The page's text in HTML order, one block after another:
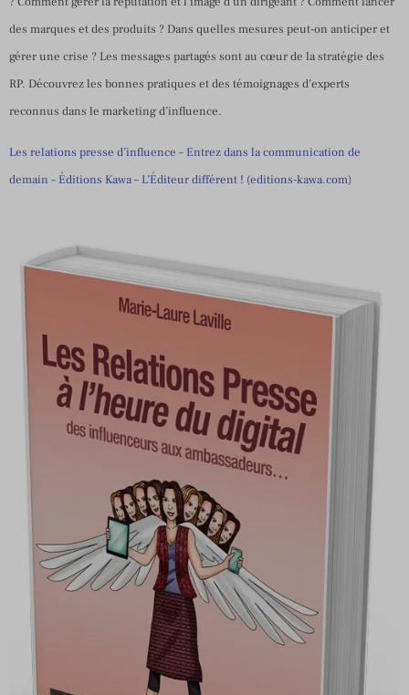
des marques et des produits ? Dans quelles mesures peut-on anticiper et
gérer une crise ? Les messages partagés sont au cœur de la stratégie des
RP. Découvrez les bonnes pratiques et des témoignages d’experts
reconnus dans le marketing d’influence.
Les relations presse d’influence – Entrez dans la communication de
demain – Éditions Kawa – L’Éditeur différent ! (editions-kawa.com)